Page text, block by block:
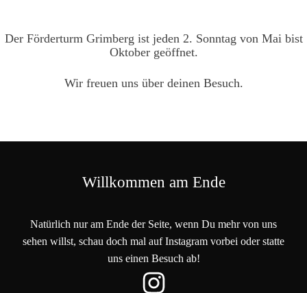
Der Förderturm Grimberg ist jeden 2. Sonntag von Mai bist
Oktober geöffnet.
Wir freuen uns über deinen Besuch.
Willkommen am Ende
Natürlich nur am Ende der Seite, wenn Du mehr von uns
sehen willst, schau doch mal auf Instagram vorbei oder statte
uns einen Besuch ab!